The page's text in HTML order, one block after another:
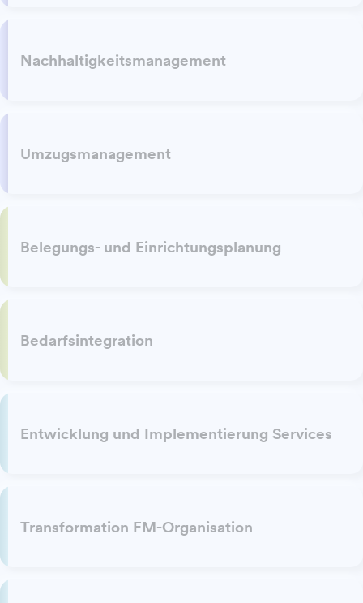
Nachhaltigkeitsmanagement
Umzugsmanagement
Belegungs- und Einrichtungsplanung
Bedarfsintegration
Entwicklung und Implementierung Services
Transformation FM-Organisation